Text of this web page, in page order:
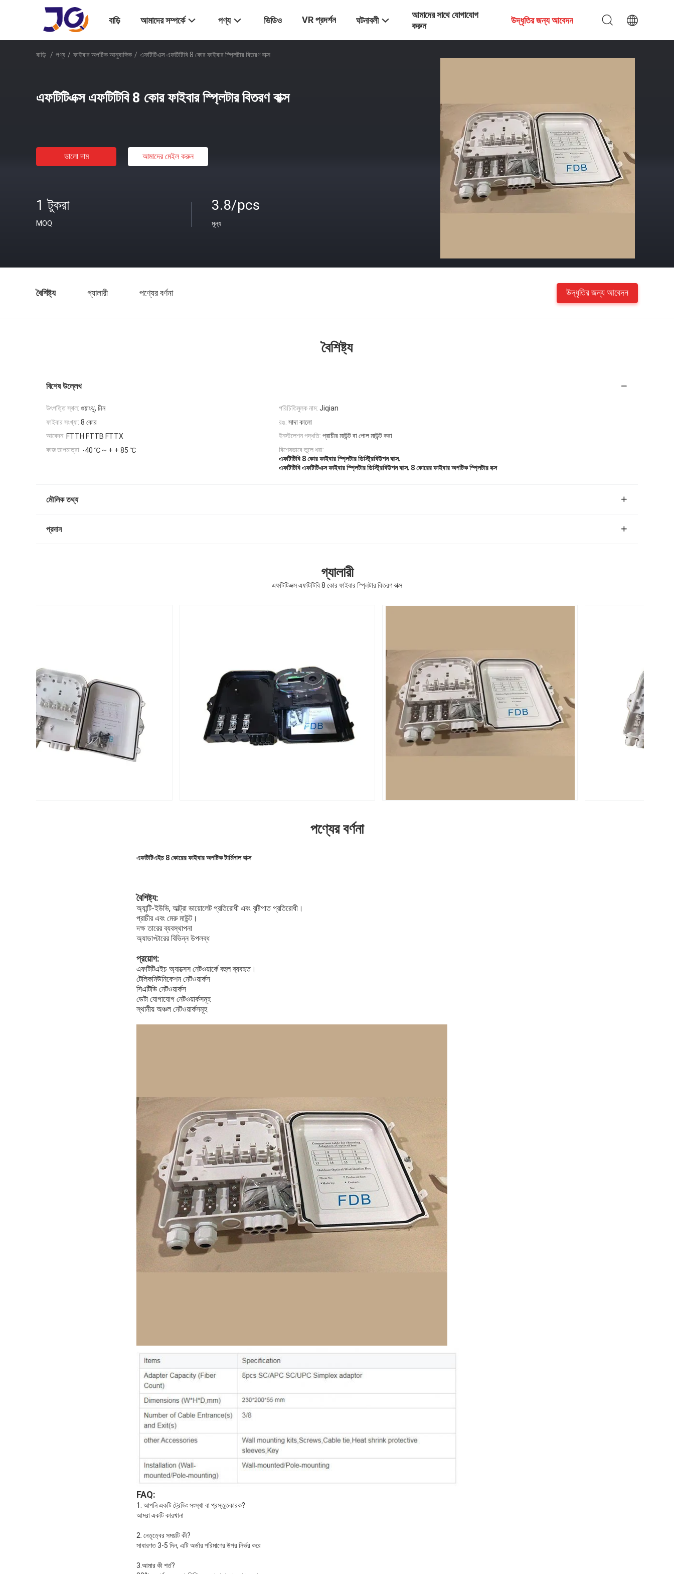
বাড়ি আমাদের সম্পর্কে পণ্য ভিডিও VR প্রদর্শন ঘটনাবলী
আমাদের সাথে যোগাযোগ
করুন
উদ্ধৃতির জন্য আবেদন
বাড়ি / পণ্য / ফাইবার অপটিক আনুষাঙ্গিক / এফটিটিএক্স এফটিটিবি 8 কোর ফাইবার স্প্লিটার বিতরণ বাক্স
এফটিটিএক্স এফটিটিবি 8 কোর ফাইবার স্প্লিটার বিতরণ বাক্স
ভালো দাম আমাদের মেইল ​​করুন
1 টুকরা
MOQ
3.8/pcs
মূল্য
বৈশিষ্ট্য গ্যালারী পণ্যের বর্ণনা উদ্ধৃতির জন্য আবেদন
বৈশিষ্ট্য
বিশেষ উল্লেখ
উৎপত্তি স্থল: গুয়াংঝু, চীন পরিচিতিমুলক নাম: Jiqian
ফাইবার সংখ্যা: 8 কোর রঙ: সাদা কালো
আবেদন: FTTH FTTB FTTX ইনস্টলেশন পদ্ধতি: প্রাচীর মাউন্ট বা পোল মাউন্ট করা
কাজ তাপমাত্রা: -40 ℃ ~ + + 85 ℃
বিশেষভাবে তুলে ধরা:
এফটিটিবি 8 কোর ফাইবার স্প্লিটার ডিস্ট্রিবিউশন বাক্স,
এফটিটিবি এফটিটিএক্স ফাইবার স্প্লিটার ডিস্ট্রিবিউশন বাক্স, 8 কোরের ফাইবার অপটিক স্প্লিটার বক্স
মৌলিক তথ্য
প্রদান
গ্যালারী
এফটিটিএক্স এফটিটিবি 8 কোর ফাইবার স্প্লিটার বিতরণ বাক্স
পণ্যের বর্ণনা
এফটিটিএইচ 8 কোরের ফাইবার অপটিক টার্মিনাল বাক্স
বৈশিষ্ট্য:
অ্যান্টি-ইউভি, আল্ট্রা ভায়োলেট প্রতিরোধী এবং বৃষ্টিপাত প্রতিরোধী।
প্রাচীর এবং মেরু মাউন্ট।
দক্ষ তারের ব্যবস্থাপনা
অ্যাডাপ্টারের বিভিন্ন উপলব্ধ
প্রয়োগ:
এফটিটিএইচ অ্যাক্সেস নেটওয়ার্কে বহুল ব্যবহৃত।
টেলিকমিউনিকেশন নেটওয়ার্কস
সিএটিভি নেটওয়ার্কস
ডেটা যোগাযোগ নেটওয়ার্কসমূহ
স্থানীয় অঞ্চল নেটওয়ার্কসমূহ
FAQ:
1. আপনি একটি ট্রেডিং সংস্থা বা প্রস্তুতকারক?
আমরা একটি কারখানা
2. নেতৃত্বের সময়টি কী?
সাধারণত 3-5 দিন, এটি অর্ডার পরিমাণের উপর নির্ভর করে
3.আমার কী শর্ত?